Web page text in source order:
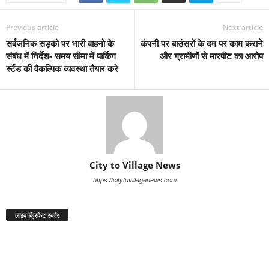
Previous article
सर्वजनिक सड़को पर भारी वाहनो के
संबंध में निर्देश- समय सीमा में पार्किग
स्टैंड की वैकल्पिक व्यवस्था तैयार करे
Next article
कंपनी पर बाउंसरों के दम पर काम कराने
और ग्रामीणों से मारपीट का आरोप
City to Village News
https://citytovillagenews.com
लाइव क्रिकेट स्कोर